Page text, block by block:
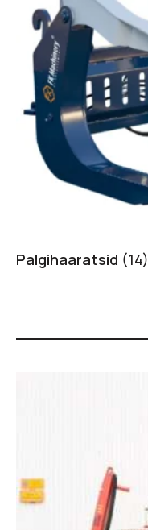
Palgihaaratsid (14)